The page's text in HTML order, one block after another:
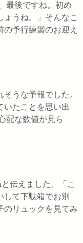
最後ですね。初め
うね。」そんなこ
予行練習のお迎え
うな予報でした。
いたことを思い出
配な数値が見ら
伝えました。「こ
て下駄箱でお別
のリュックを見てみ